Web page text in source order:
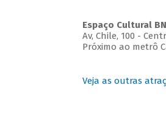
Espaço Cultural
Av, Chile, 100 -
Próximo ao metrô
Veja as outras